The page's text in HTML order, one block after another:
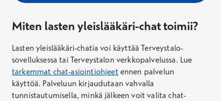
Miten lasten yleislääkäri-chattoimii?
Lasten yleislääkäri-chatia voi käyttää Terveystalo-
sovelluksessa tai Terveystalon verkkopalvelussa. Lue
tarkemmat chat-asiointiohjeet ennen palvelun
käyttöä. Palveluun kirjaudutaan vahvalla
tunnistautumisella, minkä jälkeen voit valita chat-